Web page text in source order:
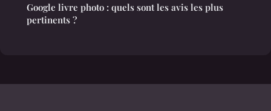
Google livre photo : quels sont les avis les plus
pertinents ?